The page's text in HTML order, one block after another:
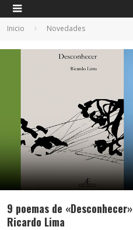
Inicio Novedades
9 poemas de
Ricardo Lima